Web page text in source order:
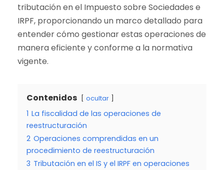
tributación en el Impuesto sobre Sociedades e
IRPF, proporcionando un marco detallado para
entender cómo gestionar estas operaciones de
manera eficiente y conforme a la normativa
vigente.
Contenidos ocultar
1 La fiscalidad de las operaciones de
reestructuración
2 Operaciones comprendidas en un
procedimiento de reestructuración
3 Tributación en el IS y el IRPF en operaciones